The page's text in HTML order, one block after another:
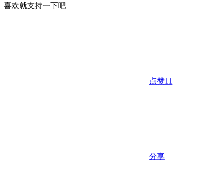
喜欢就支持一下吧
点赞11
分享